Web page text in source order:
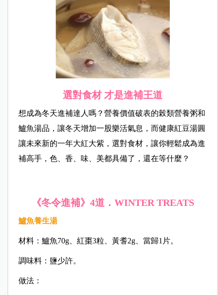
選對食材 才是進補王道
想成為冬天進補達人嗎？營養價值破表的榖類營養粥和
鱸魚湯品，讓冬天增加一股樂活氣息，而健康紅豆湯圓
讓未來新的一年大紅大紫，選對食材，讓你輕鬆成為進
補高手，色、香、味、美都具備了，還在等什麼？
《冬令進補》 4道． WINTER TREATS
鱸魚養生湯
材料： 鱸魚70g、紅棗3粒、黃耆2g、當歸1片。
調味料： 鹽少許。
做法：